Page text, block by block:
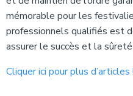
mémorable pour les
professionnels qualifiés est
assurer le succès et la
Cliquer ici pour plus d’articles !